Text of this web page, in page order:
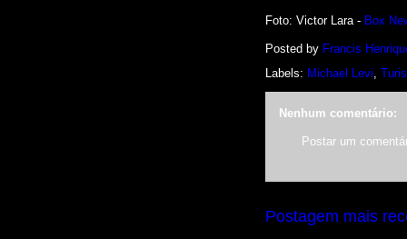
Foto: Victor Lara - Box
Posted by Francis
Labels: Michael Levi,
Nenhum comentário:
Postar um
Postagem mais